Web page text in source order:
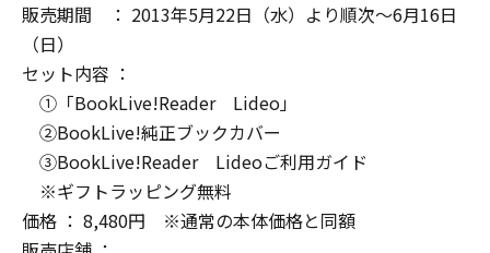
販売期間 ： 2013年5月22日（水）より順次～6月16日
（日）
セット内容 ：
①「BookLive!Reader Lideo」
②BookLive!純正ブックカバー
③BookLive!Reader Lideoご利用ガイド
※ギフトラッピング無料
価格 ： 8,480円 ※通常の本体価格と同額